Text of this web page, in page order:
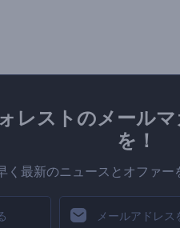
レストのメール
を！
く最新のニュースとオファー